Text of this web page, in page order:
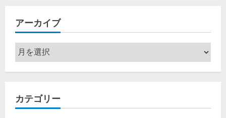
アーカイブ
ア
ー
カ
ブ
カテゴリー